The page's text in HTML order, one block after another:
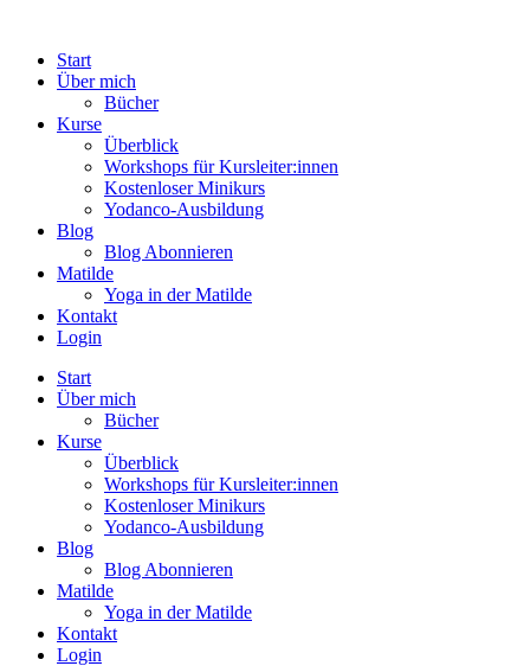
Start
Über mich
Bücher
Kurse
Überblick
Workshops für Kursleiter:innen
Kostenloser Minikurs
Yodanco-Ausbildung
Blog
Blog Abonnieren
Matilde
Yoga in der Matilde
Kontakt
Login
Start
Über mich
Bücher
Kurse
Überblick
Workshops für Kursleiter:innen
Kostenloser Minikurs
Yodanco-Ausbildung
Blog
Blog Abonnieren
Matilde
Yoga in der Matilde
Kontakt
Login